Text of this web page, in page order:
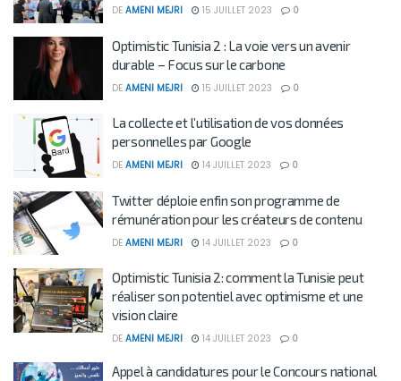
DE AMENI MEJRI 15 JUILLET 2023 0
Optimistic Tunisia 2 : La voie vers un avenir
durable – Focus sur le carbone
DE AMENI MEJRI 15 JUILLET 2023 0
La collecte et l’utilisation de vos données
personnelles par Google
DE AMENI MEJRI 14 JUILLET 2023 0
Twitter déploie enfin son programme de
rémunération pour les créateurs de contenu
DE AMENI MEJRI 14 JUILLET 2023 0
Optimistic Tunisia 2: comment la Tunisie peut
réaliser son potentiel avec optimisme et une
vision claire
DE AMENI MEJRI 14 JUILLET 2023 0
Appel à candidatures pour le Concours national